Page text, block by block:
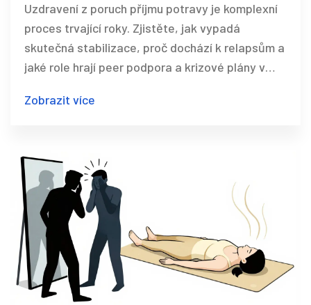
Uzdravení z poruch příjmu potravy je komplexní
proces trvající roky. Zjistěte, jak vypadá
skutečná stabilizace, proč dochází k relapsům a
jaké role hrají peer podpora a krizové plány v
Zobrazit více